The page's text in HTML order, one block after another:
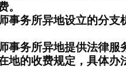
。
务所异地设立的分支
务所异地提供法律服
地的收费规定，具体办